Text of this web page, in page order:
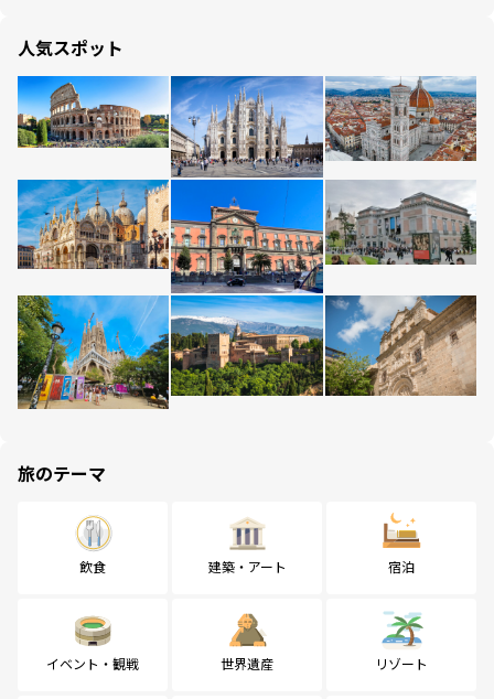
人気スポット
旅のテーマ
飲食 建築・アート 宿泊
イベント・観戦 世界遺産 リゾート